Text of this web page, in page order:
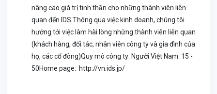
nâng cao giá trị tinh thần cho những thành viên liên
quan đến IDS.Thông qua việc kinh doanh, chúng tôi
hướng tới việc làm hài lòng những thành viên liên quan
(khách hàng, đối tác, nhân viên công ty và gia đình của
họ, các cổ đông)Quy mô công ty: Người Việt Nam: 15 -
50Home page: http://vn.ids.jp/